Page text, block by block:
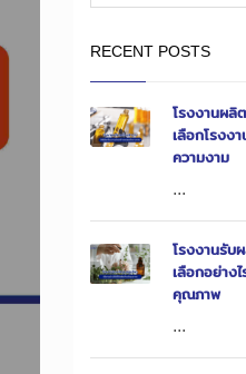
RECENT POSTS
โรงงานผลิ
เลือกโรงง
ความงาม
...
โรงงานรับ
เลือกอย่าง
คุณภาพ
...